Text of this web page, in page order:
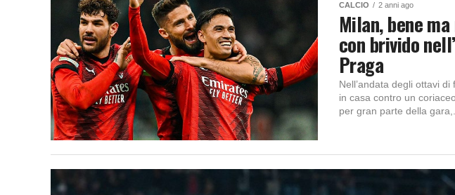
CALCIO 2 anni ago
Milan, bene
con brivido
Praga
Nell’andata degli ottavi
in casa contro un
per gran parte della gara,...